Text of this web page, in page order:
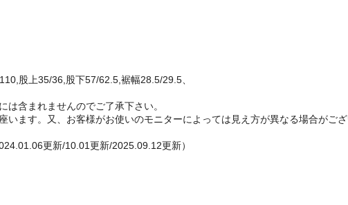
股上35/36,股下57/62.5,裾幅28.5/29.5、
含まれませんのでご了承下さい。
ます。又、お客様がお使いのモニターによっては見え方が異なる場合がござ
更新/10.01更新/2025.09.12更新）